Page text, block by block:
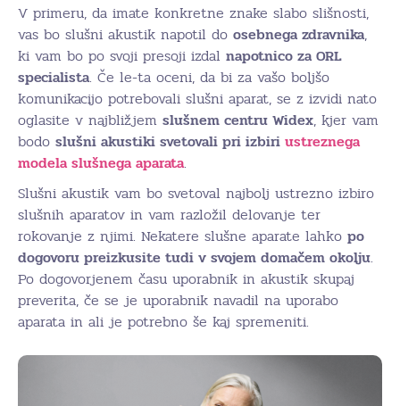
V primeru, da imate konkretne znake slabo slišnosti,
vas bo slušni akustik napotil do osebnega zdravnika,
ki vam bo po svoji presoji izdal napotnico za ORL
specialista. Če le-ta oceni, da bi za vašo boljšo
komunikacijo potrebovali slušni aparat, se z izvidi nato
oglasite v najbližjem slušnem centru Widex, kjer vam
bodo slušni akustiki svetovali pri izbiri ustreznega
modela slušnega aparata.
Slušni akustik vam bo svetoval najbolj ustrezno izbiro
slušnih aparatov in vam razložil delovanje ter
rokovanje z njimi. Nekatere slušne aparate lahko po
dogovoru preizkusite tudi v svojem domačem okolju.
Po dogovorjenem času uporabnik in akustik skupaj
preverita, če se je uporabnik navadil na uporabo
aparata in ali je potrebno še kaj spremeniti.